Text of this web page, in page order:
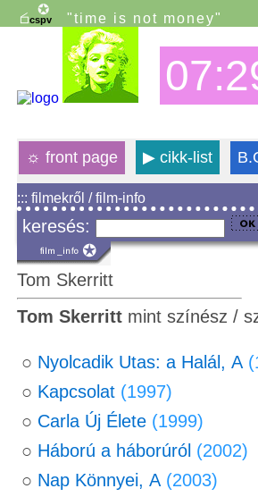
"time is not money"
☼ front page ▶cikk-list
::: filmekről / film-info
keresés:
Tom Skerritt
Tom Skerrittmint színész /
○ Nyolcadik Utas: a Halál, A
○ Kapcsolat (1997)
○ Carla Új Élete (1999)
○ Háború a háborúról (2002)
○ Nap Könnyei, A (2003)